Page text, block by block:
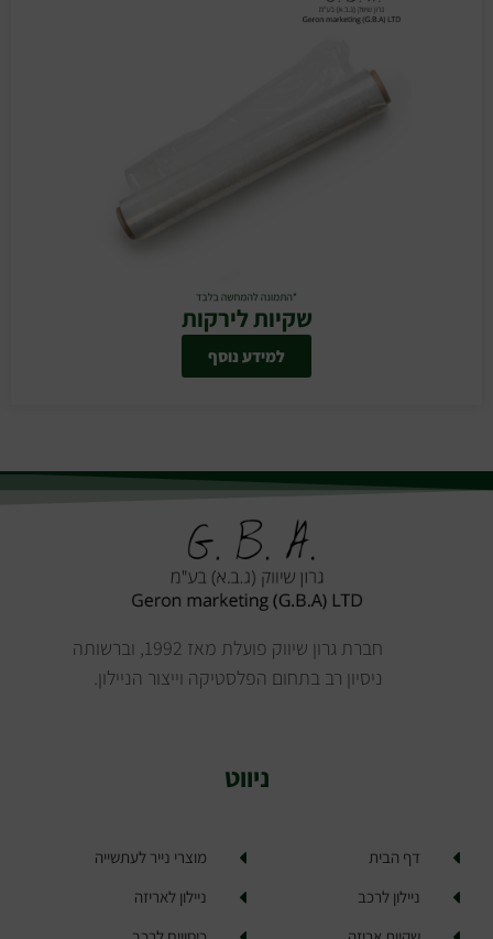
שקיות לירקות
למידע נוסף
חברת גרון שיווק פועלת מאז 1992, וברשותה
ניסיון רב בתחום הפלסטיקה וייצור הניילון.
ניווט
דף הבית
ניילון לרכב
מוצרי נייר לעתשייה
ניילון לאריזה